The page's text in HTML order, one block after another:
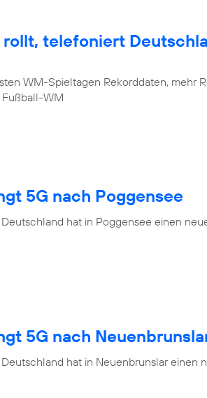
telefoniert
WM-Spieltagen Rekorddaten, mehr
WM
5G nach Poggensee
hat in Poggensee einen
5G nach
hat in Neuenbrunslar einen